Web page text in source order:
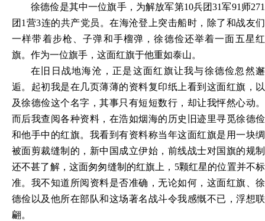
徐德俭是其中一位旗手，为解放军第10兵团31军91师271
团1营3连的共产党员。在海沧登上突击船时，除了和战友们
一样带着步枪、子弹和手榴弹，徐德俭还举着一面五星红
旗。作为一位旗手，这面红旗于他重如泰山。
在旧日战地海沧，正是这面红旗让我与徐德俭忽然邂
逅。起初我是在几页薄薄的资料复印纸上看到这面红旗，以
及徐德俭这个名字，其事只有短短数行，却让我怦然心动。
而后我查阅各种资料，在浩如烟海的历史旧迹里寻觅徐德俭
和他手中的红旗。我看到有资料称当年这面红旗是用一块绸
被面剪裁缝制的，新中国成立伊始，前线战士对国旗的规制
还不甚了解，这面匆匆缝制的红旗上， 5颗红星的位置并不标
准。我不知道所阅资料是否准确，无论如何，这面红旗、徐
德俭以及他所在部队和这场著名战斗令我感慨不已，浮想联
翩。